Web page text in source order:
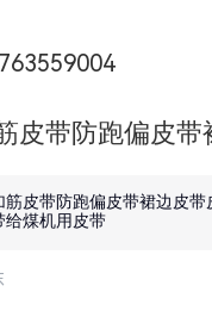
皮带防跑偏皮
筋皮带防跑偏皮带裙边皮带
给煤机用皮带